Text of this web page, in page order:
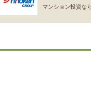
マンション投資な